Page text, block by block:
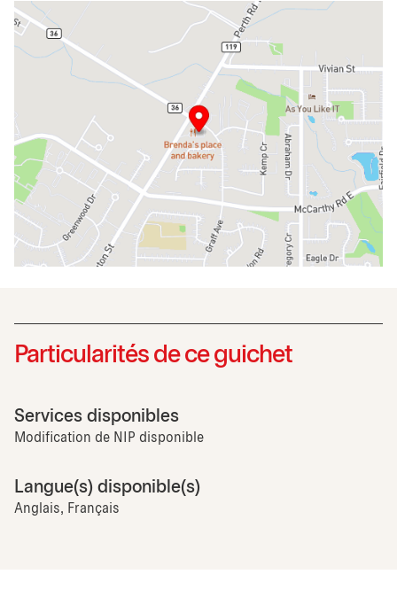
Particularités de ce guichet
Services disponibles
Modification de NIP disponible
Langue(s) disponible(s)
Anglais, Français